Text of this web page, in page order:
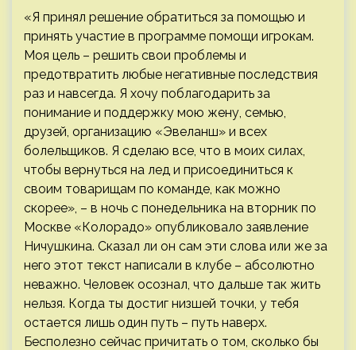
«Я принял решение обратиться за помощью и
принять участие в программе помощи игрокам.
Моя цель – решить свои проблемы и
предотвратить любые негативные последствия
раз и навсегда. Я хочу поблагодарить за
понимание и поддержку мою жену, семью,
друзей, организацию «Эвеланш» и всех
болельщиков. Я сделаю все, что в моих силах,
чтобы вернуться на лед и присоединиться к
своим товарищам по команде, как можно
скорее», – в ночь с понедельника на вторник по
Москве «Колорадо» опубликовало заявление
Ничушкина. Сказал ли он сам эти слова или же за
него этот текст написали в клубе – абсолютно
неважно. Человек осознал, что дальше так жить
нельзя. Когда ты достиг низшей точки, у тебя
остается лишь один путь – путь наверх.
Бесполезно сейчас причитать о том, сколько бы